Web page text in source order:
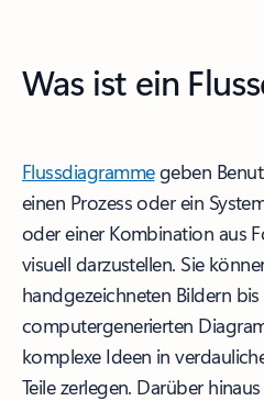
Was ist ein
Flussdiagrammegeben
einen Prozess oder ein
oder einer Kombination aus
visuell darzustellen. Sie
handgezeichneten Bildern
computergenerierten
komplexe Ideen in
Teile zerlegen. Darüber